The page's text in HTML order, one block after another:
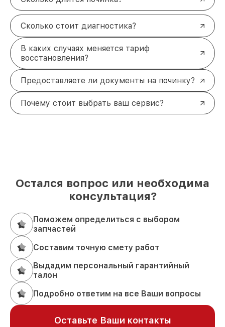
Сколько стоит диагностика?
В каких случаях меняется тариф
восстановления?
Предоставляете ли документы на починку?
Почему стоит выбрать ваш сервис?
Остался вопрос или необходима
консультация?
Поможем определиться с выбором
запчастей
Составим точную смету работ
Выдадим персональный гарантийный
талон
Подробно ответим на все Ваши вопросы
Оставьте Ваши контакты